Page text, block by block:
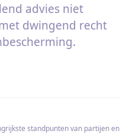
advies niet
dwingend recht
standpunten van partijen en